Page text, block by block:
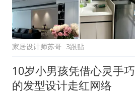
家居设计师苏哥 3跟贴
10岁小男孩凭借心灵手巧
的发型设计走红网络